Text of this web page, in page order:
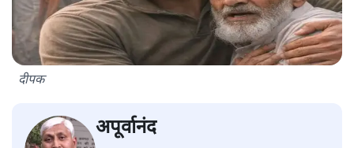
दीपक
अपूर्वानंद